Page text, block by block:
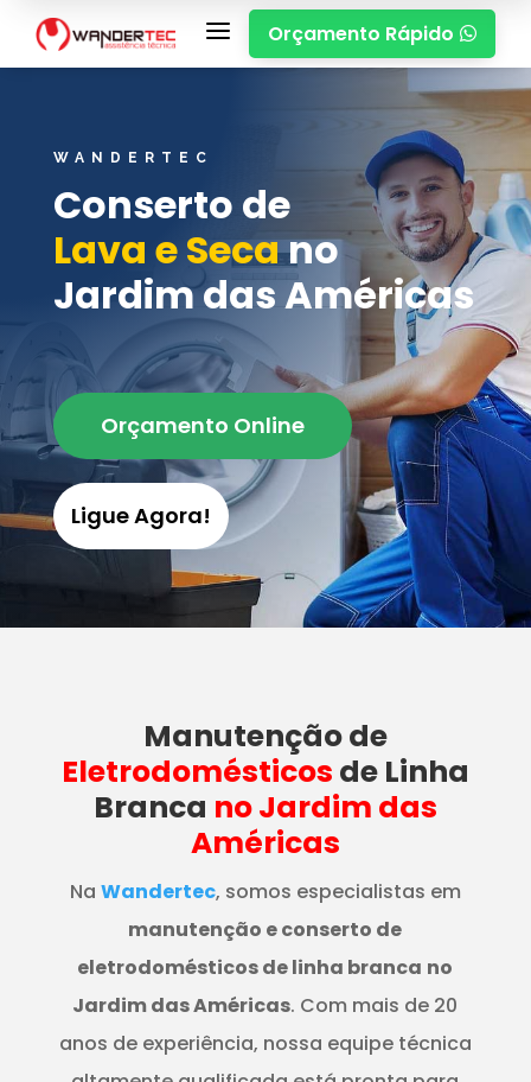
a Orçamento Rápido 
WANDERTEC
Conserto de
Lava e Secano
Jardim das Américas
Orçamento Online
Ligue Agora!
Manutençãode
Eletrodomésticos de Linha
Branca no Jardim das
Américas
Na Wandertec, somos especialistas em
manutenção e conserto de
eletrodomésticos de linha branca no
Jardim das Américas. Com mais de 20
anos de experiência, nossa equipe técnica